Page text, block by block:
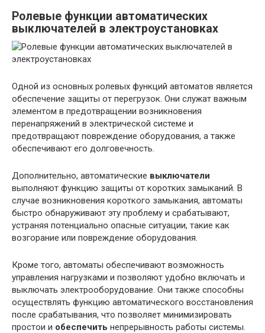
Ролевые функции автоматических
выключателей в электроустановках
Одной из основных ролевых функций автоматов является
обеспечение защиты от перегрузок. Они служат важным
элементом в предотвращении возникновения
перенапряжений в электрической системе и
предотвращают повреждение оборудования, а также
обеспечивают его долговечность.
Дополнительно, автоматические выключатели
выполняют функцию защиты от коротких замыканий. В
случае возникновения короткого замыкания, автоматы
быстро обнаруживают эту проблему и срабатывают,
устраняя потенциально опасные ситуации, такие как
возгорание или повреждение оборудования.
Кроме того, автоматы обеспечивают возможность
управления нагрузками и позволяют удобно включать и
выключать электрооборудование. Они также способны
осуществлять функцию автоматического восстановления
после срабатывания, что позволяет минимизировать
простои и обеспечить непрерывность работы системы.